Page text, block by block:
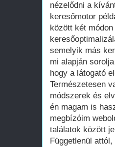
nézelődni a
keresőmotor
között két
semelyik más
mi alapján
hogy a látogató
Természetesen
módszerek és
én magam is
megbízóim
találatok között
Függetlenül